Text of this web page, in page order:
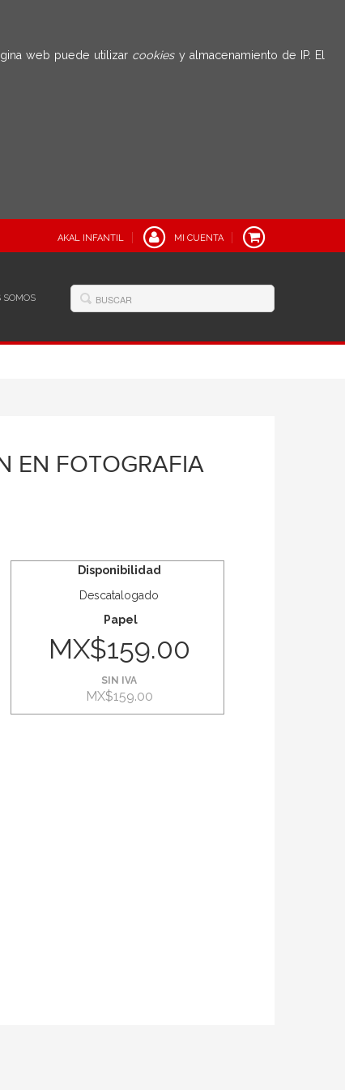
web puede utilizar cookies y almacenamiento de IP. El
AKAL INFANTIL MI CUENTA
SOMOS
EN FOTOGRAFIA
Disponibilidad
Descatalogado
Papel
MX$159.00
SIN IVA
MX$159.00